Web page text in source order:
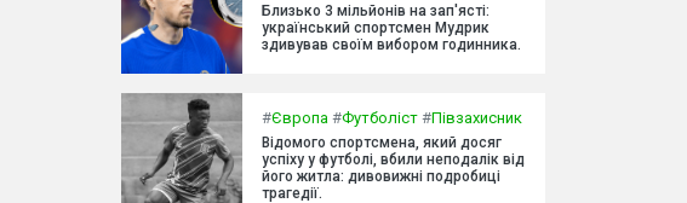
Близько 3 мільйонів на зап'ясті:
український спортсмен Мудрик
здивував своїм вибором годинника.
#Європа #Футболіст #Півзахисник
Відомого спортсмена, який досяг
успіху у футболі, вбили неподалік від
його житла: дивовижні подробиці
трагедії.